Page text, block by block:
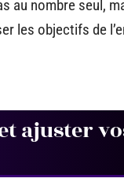
au nombre seul,
les objectifs de
ajuster